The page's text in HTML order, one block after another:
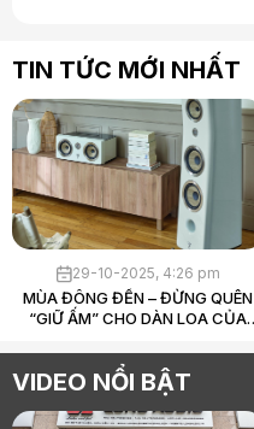
TIN TỨC MỚI NHẤT
29-10-2025, 4:26 pm
MÙA ĐÔNG ĐẾN – ĐỪNG QUÊN
“GIỮ ẤM” CHO DÀN LOA CỦA
VIDEO NỔI BẬT